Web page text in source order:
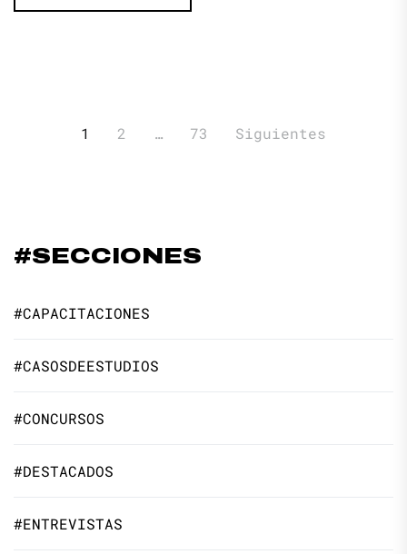
Paginación
1 2 … 73 Siguientes
#SECCIONES
#CAPACITACIONES
#CASOSDEESTUDIOS
#CONCURSOS
#DESTACADOS
#ENTREVISTAS